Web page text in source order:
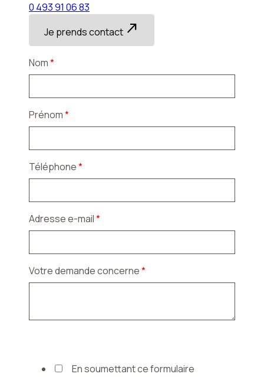
0 493 91 06 83
Je prends contact north_east
Nom*
Prénom*
Téléphone*
Adresse e-mail*
Votre demande concerne*
En soumettant ce formulaire